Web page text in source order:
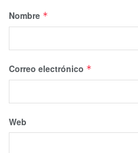
Nombre *
Correo electrónico *
Web